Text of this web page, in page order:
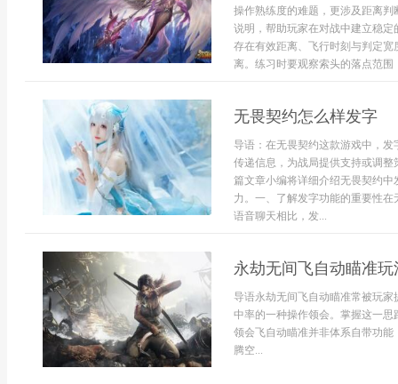
操作熟练度的难题，更涉及距离
说明，帮助玩家在对战中建立稳
存在有效距离、飞行时刻与判定
离。练习时要观察索头的落点范围
无畏契约怎么样发字
导语：在无畏契约这款游戏中，
传递信息，为战局提供支持或调
篇文章小编将详细介绍无畏契约
力。一、了解发字功能的重要性
语音聊天相比，发...
永劫无间飞自动瞄准
导语永劫无间飞自动瞄准常被玩
中率的一种操作领会。掌握这一
领会飞自动瞄准并非体系自带功
腾空...